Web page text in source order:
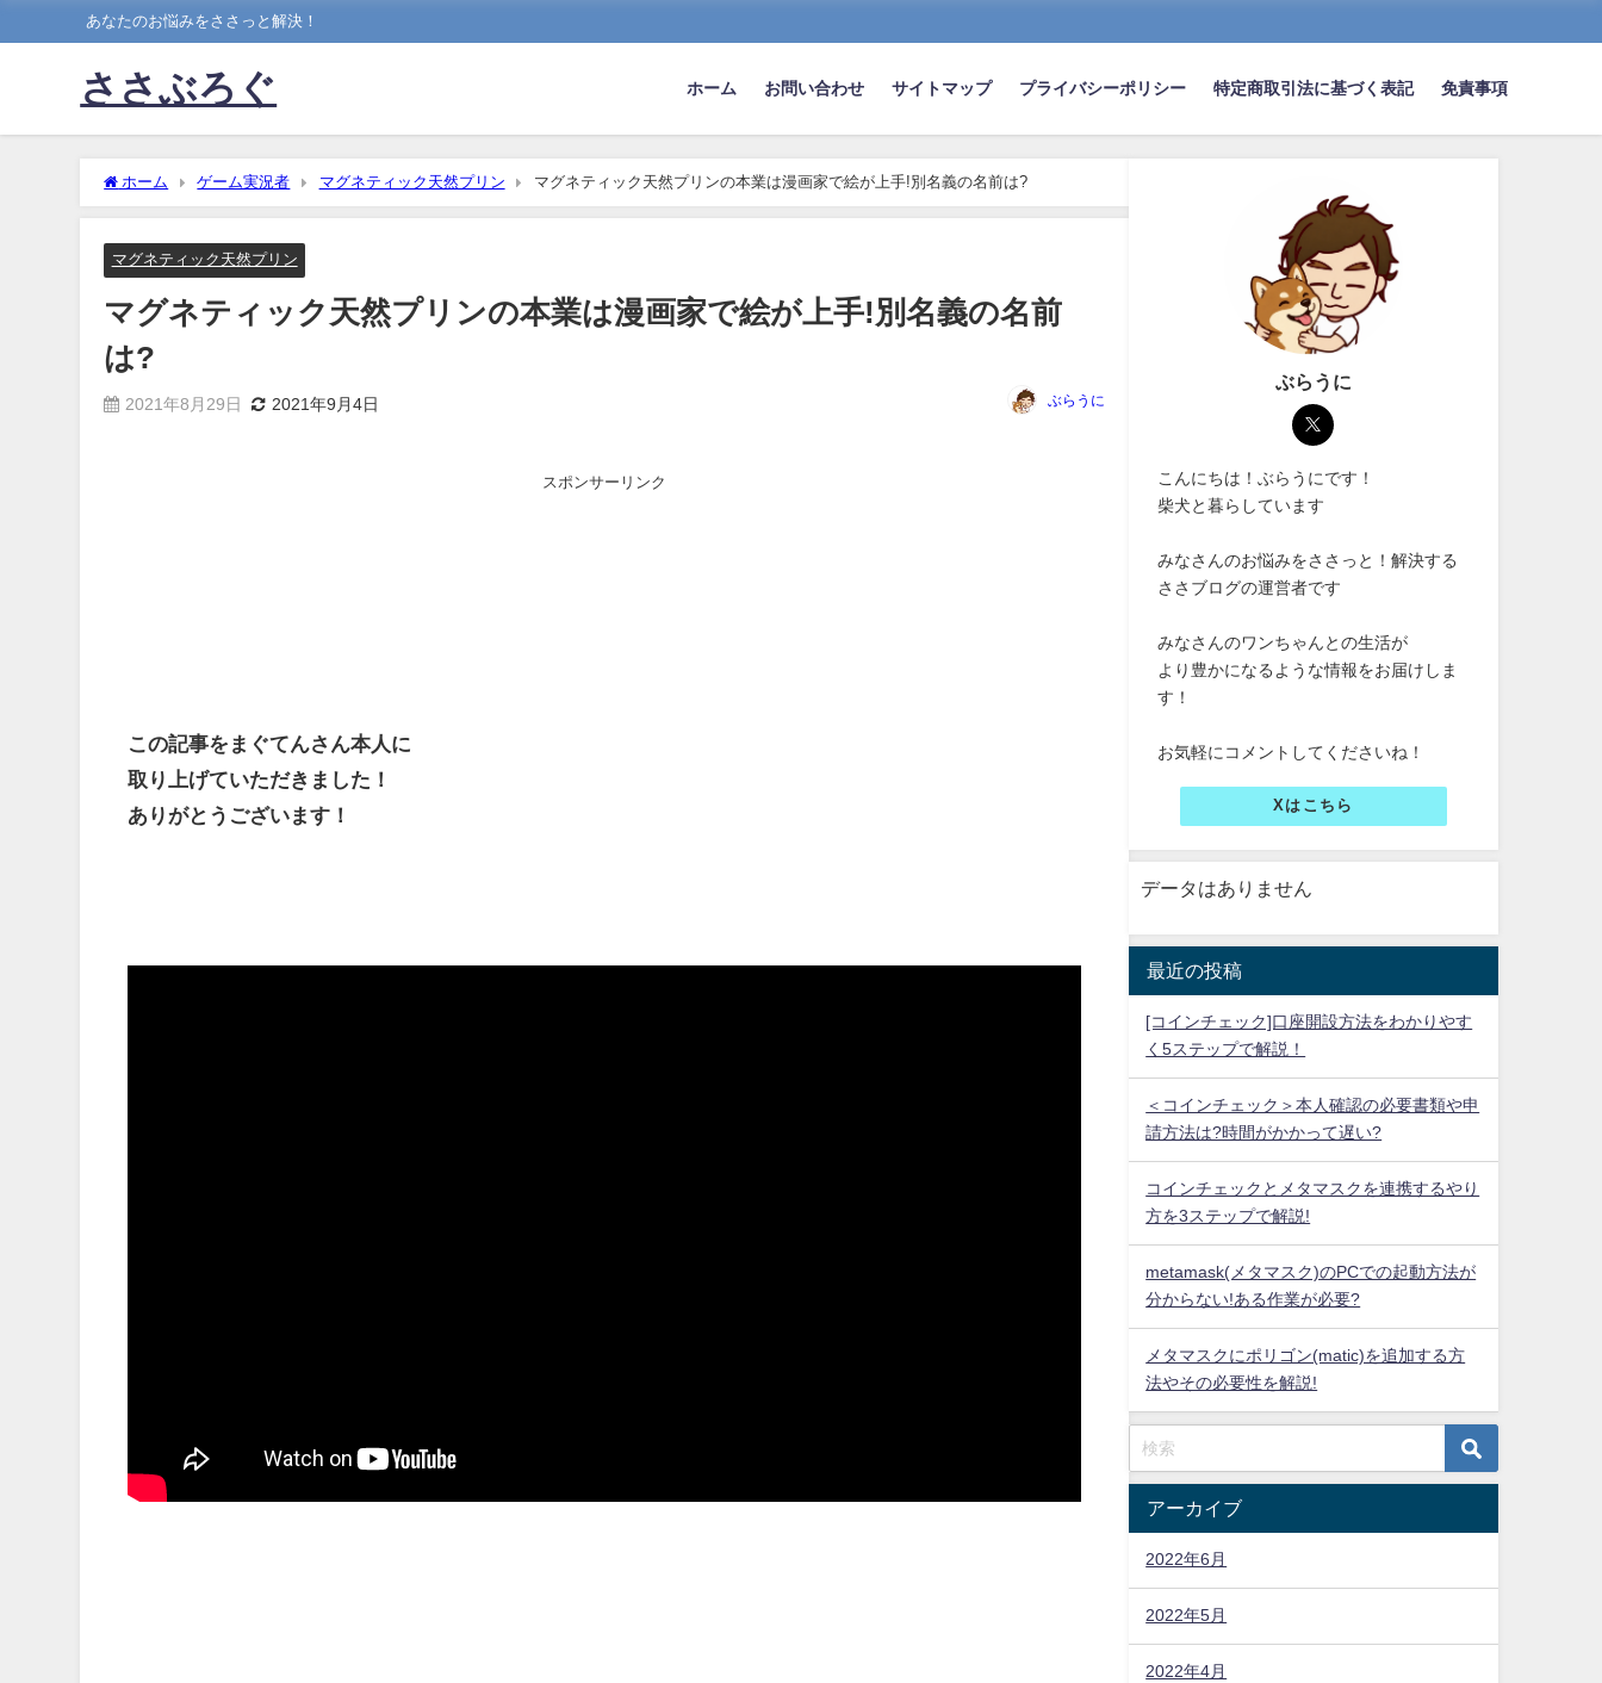
あなたのお悩みをささっと解決！
ささぶろぐ ホーム お問い合わせ サイトマップ プライバシーポリシー 特定商取引法に基づく表記 免責事項
ホーム ゲーム実況者 マグネティック天然プリン マグネティック天然プリンの本業は漫画家で絵が上手!別名義の名前は?
マグネティック天然プリン
マグネティック天然プリンの本業は漫画家で絵が上手!別名義の名前
は?
2021年8月29日 2021年9月4日 ぶらうに
スポンサーリンク
この記事をまぐてんさん本人に
取り上げていただきました！
ありがとうございます！
ぶらうに
こんにちは！ぶらうにです！
柴犬と暮らしています
みなさんのお悩みをささっと！解決する
ささブログの運営者です
みなさんのワンちゃんとの生活が
より豊かになるような情報をお届けしま
す！
お気軽にコメントしてくださいね！
Xはこちら
データはありません
最近の投稿
[コインチェック]口座開設方法をわかりやす
く5ステップで解説！
＜コインチェック＞本人確認の必要書類や申
請方法は?時間がかかって遅い?
コインチェックとメタマスクを連携するやり
方を3ステップで解説!
metamask(メタマスク)のPCでの起動方法が
分からない!ある作業が必要?
メタマスクにポリゴン(matic)を追加する方
法やその必要性を解説!
アーカイブ
2022年6月
2022年5月
2022年4月